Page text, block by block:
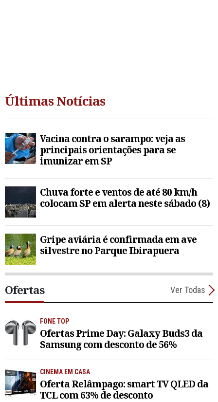
Últimas Notícias
Vacina contra o sarampo: veja as
principais orientações para se
imunizar em SP
Chuva forte e ventos de até 80 km/h
colocam SP em alerta neste sábado (8)
Gripe aviária é confirmada em ave
silvestre no Parque Ibirapuera
Ofertas Ver Todas
FONE TOP
Ofertas Prime Day: Galaxy Buds3 da
Samsung com desconto de 56%
CINEMA EM CASA
Oferta Relâmpago: smart TV QLED da
TCL com 63% de desconto